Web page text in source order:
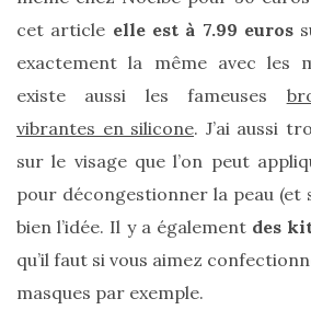
DIY/Recettes
(15)
(13)
cet article elle est à 7.99 euros
exactement la même avec les
existe aussi les fameuses
vibrantes en silicone. J’ai aussi
sur le visage que l’on peut
pour décongestionner la peau (et
bien l’idée. Il y a également des
qu’il faut si vous aimez
masques par exemple.